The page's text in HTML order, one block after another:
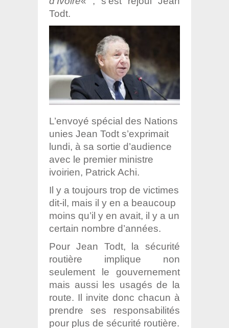
Todt.
L’envoyé spécial des Nations
unies Jean Todt s’exprimait
lundi, à sa sortie d’audience
avec le premier ministre
ivoirien, Patrick Achi.
Il y a toujours trop de victimes
dit-il, mais il y en a beaucoup
moins qu’il y en avait, il y a un
certain nombre d’années.
Pour Jean Todt, la sécurité
routière implique non
seulement le gouvernement
mais aussi les usagés de la
route. Il invite donc chacun à
prendre ses responsabilités
pour plus de sécurité routière.